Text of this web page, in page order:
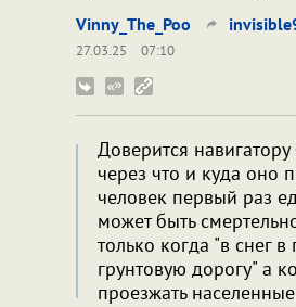
Vinny_The_Poo
27.03.25
07:10
Доверится
через что и куда оно
человек первый раз
может быть
только когда "в снег
грунтовую дорогу" а
проезжать